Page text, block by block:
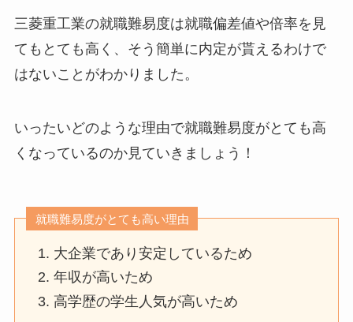
三菱重工業の就職難易度は就職偏差値や倍率を見
てもとても高く、そう簡単に内定が貰えるわけで
はないことがわかりました。
いったいどのような理由で就職難易度がとても高
くなっているのか見ていきましょう！
就職難易度がとても高い理由
大企業であり安定しているため
年収が高いため
高学歴の学生人気が高いため